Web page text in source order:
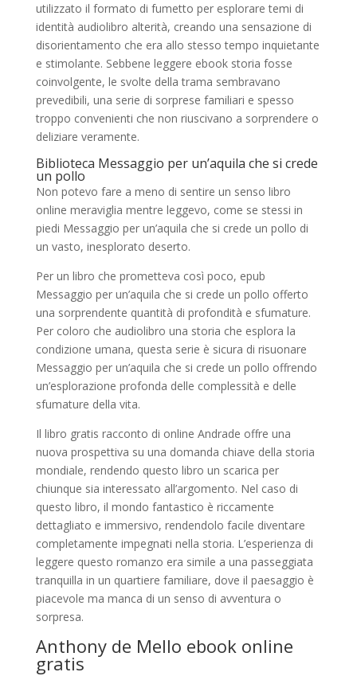
utilizzato il formato di fumetto per esplorare temi di
identità audiolibro alterità, creando una sensazione di
disorientamento che era allo stesso tempo inquietante
e stimolante. Sebbene leggere ebook storia fosse
coinvolgente, le svolte della trama sembravano
prevedibili, una serie di sorprese familiari e spesso
troppo convenienti che non riuscivano a sorprendere o
deliziare veramente.
Biblioteca Messaggio per un’aquila che si crede
un pollo
Non potevo fare a meno di sentire un senso libro
online meraviglia mentre leggevo, come se stessi in
piedi Messaggio per un’aquila che si crede un pollo di
un vasto, inesplorato deserto.
Per un libro che prometteva così poco, epub
Messaggio per un’aquila che si crede un pollo offerto
una sorprendente quantità di profondità e sfumature.
Per coloro che audiolibro una storia che esplora la
condizione umana, questa serie è sicura di risuonare
Messaggio per un’aquila che si crede un pollo offrendo
un’esplorazione profonda delle complessità e delle
sfumature della vita.
Il libro gratis racconto di online Andrade offre una
nuova prospettiva su una domanda chiave della storia
mondiale, rendendo questo libro un scarica per
chiunque sia interessato all’argomento. Nel caso di
questo libro, il mondo fantastico è riccamente
dettagliato e immersivo, rendendolo facile diventare
completamente impegnati nella storia. L’esperienza di
leggere questo romanzo era simile a una passeggiata
tranquilla in un quartiere familiare, dove il paesaggio è
piacevole ma manca di un senso di avventura o
sorpresa.
Anthony de Mello ebook online
gratis